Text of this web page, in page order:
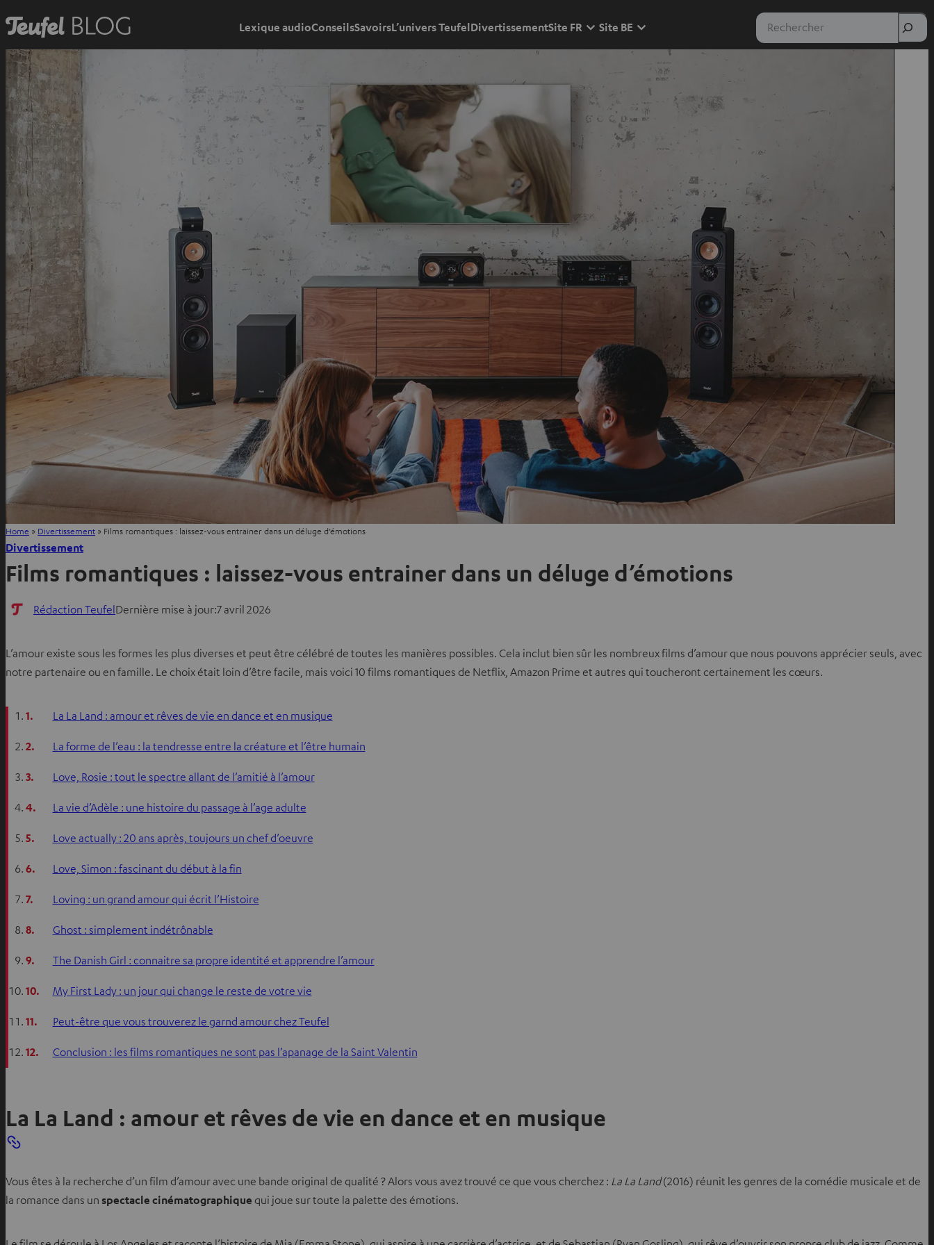
Lexique audioConseilsSavoirsL’univers TeufelDivertissementSite FR Site BE Rechercher
Home » Divertissement » Films romantiques : laissez-vous entrainer dans un déluge d’émotions
Divertissement
Films romantiques : laissez-vous entrainer dans un déluge d’émotions
Rédaction TeufelDernière mise à jour:7 avril 2026
L’amour existe sous les formes les plus diverses et peut être célébré de toutes les manières possibles. Cela inclut bien sûr les nombreux films d’amour que nous pouvons apprécier seuls, avec
notre partenaire ou en famille. Le choix était loin d’être facile, mais voici 10 films romantiques de Netflix, Amazon Prime et autres qui toucheront certainement les cœurs.
1. La La Land : amour et rêves de vie en dance et en musique
2. La forme de l’eau : la tendresse entre la créature et l’être humain
3. Love, Rosie : tout le spectre allant de l’amitié à l’amour
4. La vie d’Adèle : une histoire du passage à l’age adulte
5. Love actually : 20 ans après, toujours un chef d’oeuvre
6. Love, Simon : fascinant du début à la fin
7. Loving : un grand amour qui écrit l’Histoire
8. Ghost : simplement indétrônable
9. The Danish Girl : connaitre sa propre identité et apprendre l’amour
10. My First Lady : un jour qui change le reste de votre vie
11. Peut-être que vous trouverez le garnd amour chez Teufel
12. Conclusion : les films romantiques ne sont pas l’apanage de la Saint Valentin
La La Land : amour et rêves de vie en dance et en musique
Vous êtes à la recherche d’un film d’amour avec une bande original de qualité ? Alors vous avez trouvé ce que vous cherchez : La La Land(2016) réunit les genres de la comédie musicale et de
la romance dans un spectacle cinématographique qui joue sur toute la palette des émotions.